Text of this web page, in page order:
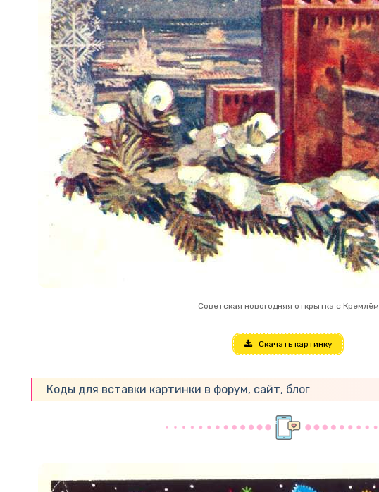
Советская новогодняя открытка с Кремлём
Скачать картинку
Коды для вставки картинки в форум, сайт, блог